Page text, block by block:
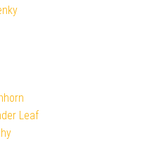
Leaf